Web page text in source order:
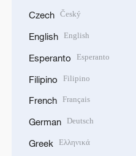
Czech Český
English English
Esperanto Esperanto
Filipino Filipino
French Français
German Deutsch
Greek Ελληνικά